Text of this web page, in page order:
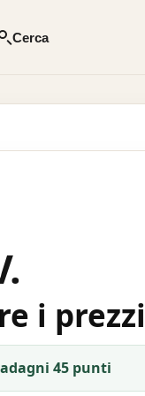
Cerca
i prezzi
45 punti